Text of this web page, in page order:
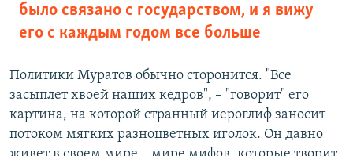
было связано с государством, и я вижу
его с каждым годом все больше
Политики Муратов обычно сторонится. "Все
засыплет хвоей наших кедров", – "говорит" его
картина, на которой странный иероглиф заносит
потоком мягких разноцветных иголок. Он давно